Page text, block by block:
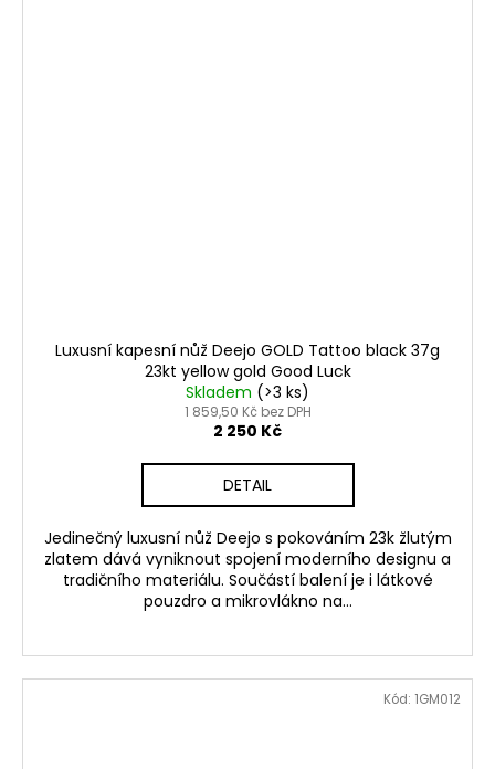
Luxusní kapesní nůž Deejo GOLD Tattoo black 37g
23kt yellow gold Good Luck
Skladem (>3 ks)
1 859,50 Kč bez DPH
2 250 Kč
DETAIL
Jedinečný luxusní nůž Deejo s pokováním 23k žlutým
zlatem dává vyniknout spojení moderního designu a
tradičního materiálu. Součástí balení je i látkové
pouzdro a mikrovlákno na...
Kód: 1GM012